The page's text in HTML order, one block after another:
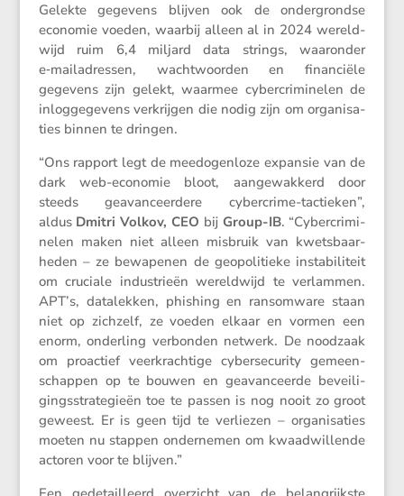
Gelekte gegevens blijven ook de onder­grondse
economie voeden, waarbij alleen al in 2024 wereld­
wijd ruim 6,4 miljard data strings, waaronder
e‑mailadressen, wacht­woorden en finan­ciële
gegevens zijn gelekt, waarmee cyber­cri­mi­nelen de
inlog­ge­ge­vens verkrijgen die nodig zijn om organi­sa­
ties binnen te dringen.
“Ons rapport legt de meedo­gen­loze expansie van de
dark web-economie bloot, aange­wak­kerd door
steeds geavan­ceer­dere cyber­crime-tactieken”,
aldus Dmitri Volkov, CEO bij Group-IB. “Cyber­cri­mi­
nelen maken niet alleen misbruik van kwets­baar­
heden – ze bewapenen de geopo­li­tieke insta­bi­li­teit
om cruciale industrieën wereld­wijd te verlammen.
APT’s, datalekken, phishing en ransom­ware staan
niet op zichzelf, ze voeden elkaar en vormen een
enorm, onder­ling verbonden netwerk. De noodzaak
om proac­tief veerkrach­tige cyber­se­cu­rity gemeen­
schappen op te bouwen en geavan­ceerde bevei­li­
gings­stra­te­gieën toe te passen is nog nooit zo groot
geweest. Er is geen tijd te verliezen – organi­sa­ties
moeten nu stappen onder­nemen om kwaad­wil­lende
actoren voor te blijven.”